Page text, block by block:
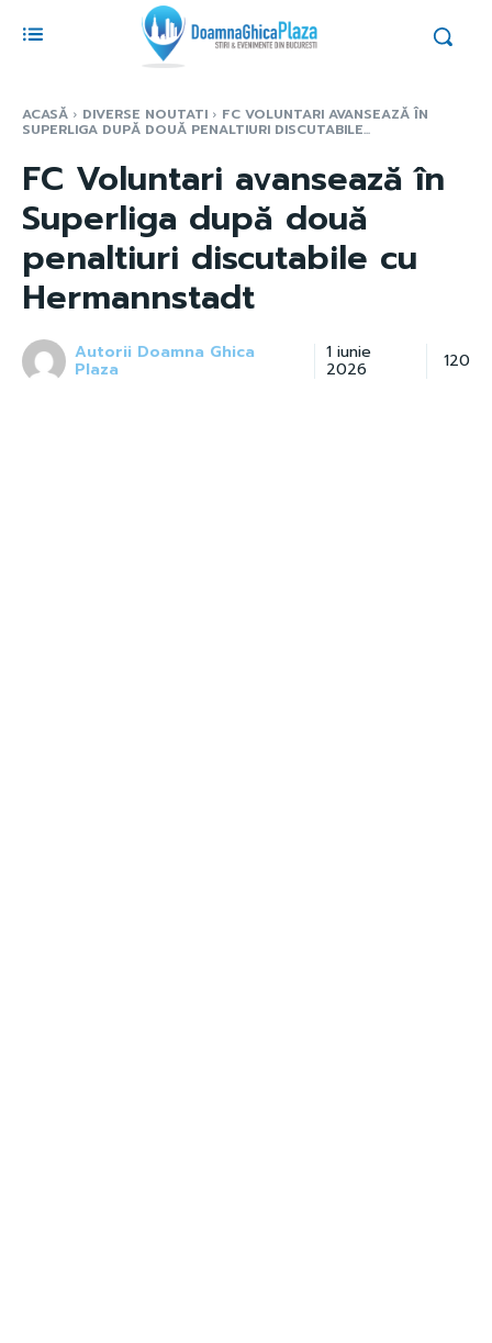
ACASĂ DIVERSE NOUTATI FC VOLUNTARI AVANSEAZĂ ÎN
SUPERLIGA DUPĂ DOUĂ PENALTIURI DISCUTABILE...
FC Voluntari avansează în
Superliga după două
penaltiuri discutabile cu
Hermannstadt
Autorii Doamna Ghica
Plaza
1 iunie
2026 120